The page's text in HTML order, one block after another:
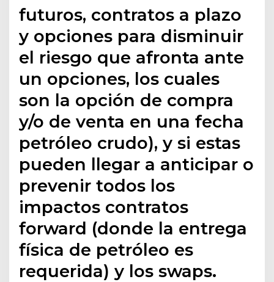
futuros, contratos a plazo
y opciones para disminuir
el riesgo que afronta ante
un opciones, los cuales
son la opción de compra
y/o de venta en una fecha
petróleo crudo), y si estas
pueden llegar a anticipar o
prevenir todos los
impactos contratos
forward (donde la entrega
física de petróleo es
requerida) y los swaps.